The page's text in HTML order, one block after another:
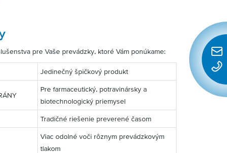
pre Vaše prevádzky, ktoré Vám ponúkame:
Jedinečný špičkový produkt
Pre farmaceutický, potravinársky a
biotechnologický priemysel
Tradičné riešenie preverené časom
Viac odolné voči rôznym prevádzkovým
tlakom